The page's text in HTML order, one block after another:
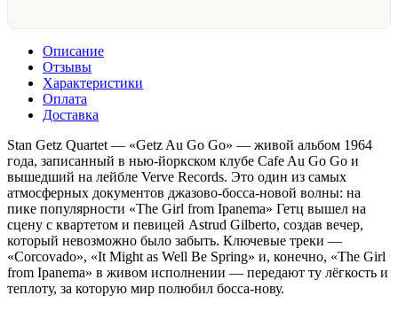
Описание
Отзывы
Характеристики
Оплата
Доставка
Stan Getz Quartet — «Getz Au Go Go» — живой альбом 1964
года, записанный в нью-йоркском клубе Cafe Au Go Go и
вышедший на лейбле Verve Records. Это один из самых
атмосферных документов джазово-босса-новой волны: на
пике популярности «The Girl from Ipanema» Гетц вышел на
сцену с квартетом и певицей Astrud Gilberto, создав вечер,
который невозможно было забыть. Ключевые треки —
«Corcovado», «It Might as Well Be Spring» и, конечно, «The Girl
from Ipanema» в живом исполнении — передают ту лёгкость и
теплоту, за которую мир полюбил босса-нову.